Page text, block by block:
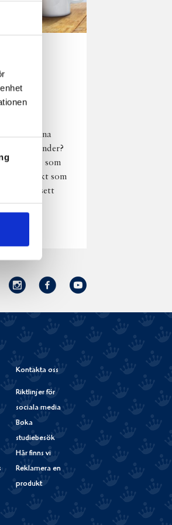
i alla
från dina
mjölkbönder?
god varm som
perfekt som
oavsett
om.
Norrmejerier
Instagram
Facebook
Youtube
Kontakta oss
Riktlinjer för
sociala media
Boka
studiebesök
Här finns vi
Reklamera en
produkt